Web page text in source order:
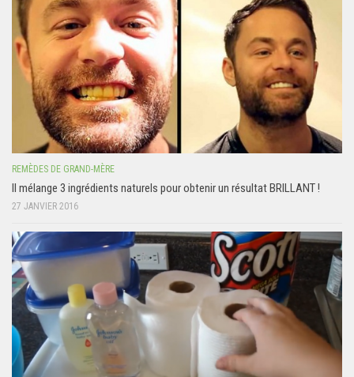
REMÈDES DE GRAND-MÈRE
Il mélange 3 ingrédients naturels pour obtenir un résultat BRILLANT !
27 JANVIER 2016